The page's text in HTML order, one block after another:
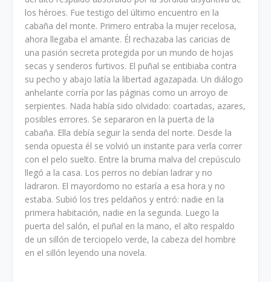
los héroes. Fue testigo del último encuentro en la
cabaña del monte. Primero entraba la mujer recelosa,
ahora llegaba el amante. Él rechazaba las caricias de
una pasión secreta protegida por un mundo de hojas
secas y senderos furtivos. El puñal se entibiaba contra
su pecho y abajo latía la libertad agazapada. Un diálogo
anhelante corría por las páginas como un arroyo de
serpientes. Nada había sido olvidado: coartadas, azares,
posibles errores. Se separaron en la puerta de la
cabaña. Ella debía seguir la senda del norte. Desde la
senda opuesta él se volvió un instante para verla correr
con el pelo suelto. Entre la bruma malva del crepúsculo
llegó a la casa. Los perros no debían ladrar y no
ladraron. El mayordomo no estaría a esa hora y no
estaba. Subió los tres peldaños y entró: nadie en la
primera habitación, nadie en la segunda. Luego la
puerta del salón, el puñal en la mano, el alto respaldo
de un sillón de terciopelo verde, la cabeza del hombre
en el sillón leyendo una novela.